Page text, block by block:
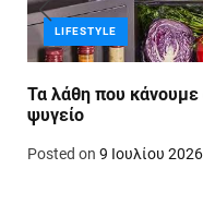
LIFESTYLE
Τα λάθη που κάνουμε
ψυγείο
Posted on9 Ιουλίου 2026